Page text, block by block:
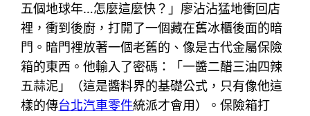
五個地球年…怎麼這麼快？」廖沾沾猛地衝回店
裡，衝到後廚，打開了一個藏在舊冰櫃後面的暗
門。暗門裡放著一個老舊的、像是古代金屬保險
箱的東西。他輸入了密碼：「一醬二醋三油四辣
五蒜泥」（這是醬料界的基礎公式，只有像他這
樣的傳台北汽車零件統派才會用）。保險箱打